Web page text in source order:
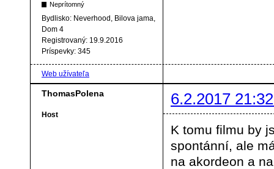
Neprítomný
Bydlisko: Neverhood, Bilova jama,
Dom 4
Registrovaný: 19.9.2016
Príspevky: 345
Web užívateľa
ThomasPolena 6.2.2017
Host
K tomu filmu by
spontánní, ale
na akordeon a